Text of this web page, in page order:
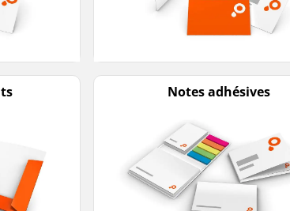
Notes adhésives